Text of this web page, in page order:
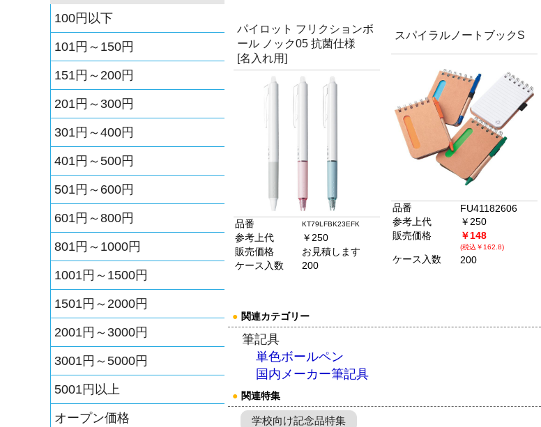
100円以下
101円～150円
151円～200円
201円～300円
301円～400円
401円～500円
501円～600円
601円～800円
801円～1000円
1001円～1500円
1501円～2000円
2001円～3000円
3001円～5000円
5001円以上
オープン価格
パイロット フリクションボ
ール ノック05 抗菌仕様
[名入れ用]
品番 KT79LFBK23EFK
参考上代
￥250
販売価格
お見積します
ケース入数
200
スパイラルノートブックS
品番
FU41182606
参考上代
￥250
販売価格
￥148
(税込￥162.8)
ケース入数 200
● 関連カテゴリー
筆記具
単色ボールペン
国内メーカー筆記具
● 関連特集
学校向け記念品特集